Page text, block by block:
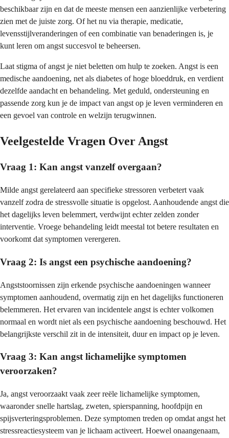
beschikbaar zijn en dat de meeste mensen een aanzienlijke verbetering
zien met de juiste zorg. Of het nu via therapie, medicatie,
levensstijlveranderingen of een combinatie van benaderingen is, je
kunt leren om angst succesvol te beheersen.
Laat stigma of angst je niet beletten om hulp te zoeken. Angst is een
medische aandoening, net als diabetes of hoge bloeddruk, en verdient
dezelfde aandacht en behandeling. Met geduld, ondersteuning en
passende zorg kun je de impact van angst op je leven verminderen en
een gevoel van controle en welzijn terugwinnen.
Veelgestelde Vragen Over Angst
Vraag 1: Kan angst vanzelf overgaan?
Milde angst gerelateerd aan specifieke stressoren verbetert vaak
vanzelf zodra de stressvolle situatie is opgelost. Aanhoudende angst die
het dagelijks leven belemmert, verdwijnt echter zelden zonder
interventie. Vroege behandeling leidt meestal tot betere resultaten en
voorkomt dat symptomen verergeren.
Vraag 2: Is angst een psychische aandoening?
Angststoornissen zijn erkende psychische aandoeningen wanneer
symptomen aanhoudend, overmatig zijn en het dagelijks functioneren
belemmeren. Het ervaren van incidentele angst is echter volkomen
normaal en wordt niet als een psychische aandoening beschouwd. Het
belangrijkste verschil zit in de intensiteit, duur en impact op je leven.
Vraag 3: Kan angst lichamelijke symptomen
veroorzaken?
Ja, angst veroorzaakt vaak zeer reële lichamelijke symptomen,
waaronder snelle hartslag, zweten, spierspanning, hoofdpijn en
spijsverteringsproblemen. Deze symptomen treden op omdat angst het
stressreactiesysteem van je lichaam activeert. Hoewel onaangenaam,